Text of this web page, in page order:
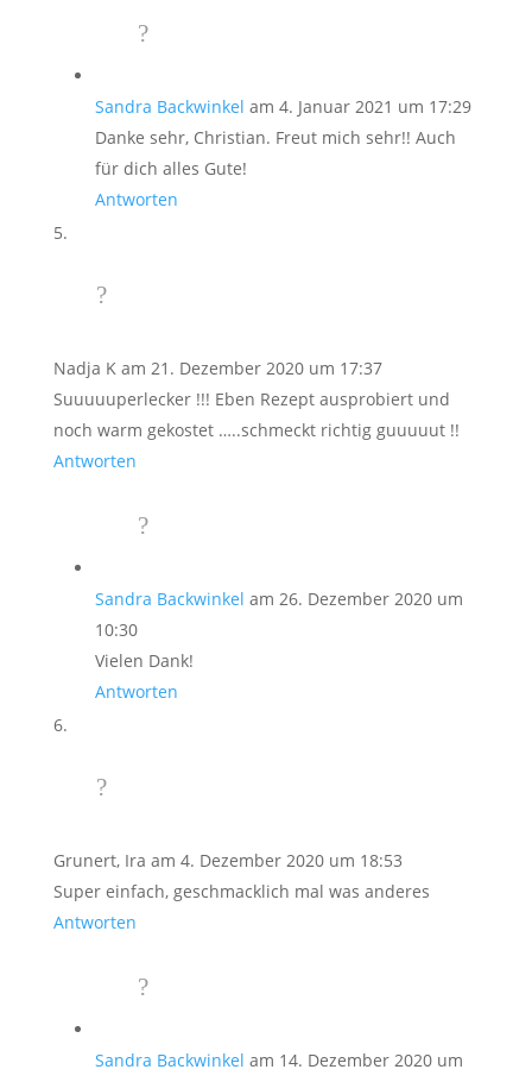
Sandra Backwinkel am 4. Januar 2021 um 17:29
Danke sehr, Christian. Freut mich sehr!! Auch
für dich alles Gute!
Antworten
Nadja K am 21. Dezember 2020 um 17:37
Suuuuuperlecker !!! Eben Rezept ausprobiert und
noch warm gekostet …..schmeckt richtig guuuuut !!
Antworten
Sandra Backwinkel am 26. Dezember 2020 um
10:30
Vielen Dank!
Antworten
Grunert, Ira am 4. Dezember 2020 um 18:53
Super einfach, geschmacklich mal was anderes
Antworten
Sandra Backwinkel am 14. Dezember 2020 um